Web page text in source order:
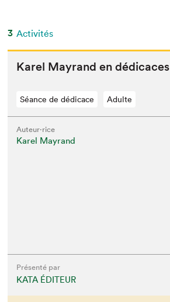
3 Activités
Karel Mayrand en dédicaces
Séance de dédicace Adulte
Auteur·rice
Karel Mayrand
Présenté par
KATA ÉDITEUR